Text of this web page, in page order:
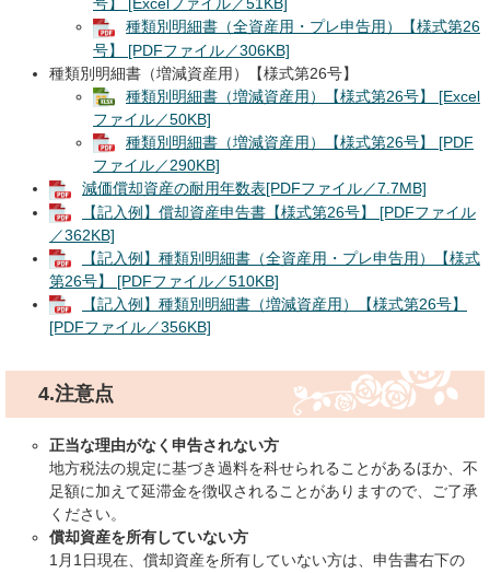
号】 [Excelファイル／51KB]
種類別明細書（全資産用・プレ申告用）【様式第26
号】 [PDFファイル／306KB]
種類別明細書（増減資産用）【様式第26号】
種類別明細書（増減資産用）【様式第26号】 [Excel
ファイル／50KB]
種類別明細書（増減資産用）【様式第26号】 [PDF
ファイル／290KB]
減価償却資産の耐用年数表[PDFファイル／7.7MB]
【記入例】償却資産申告書【様式第26号】 [PDFファイル
／362KB]
【記入例】種類別明細書（全資産用・プレ申告用）【様式
第26号】 [PDFファイル／510KB]
【記入例】種類別明細書（増減資産用）【様式第26号】
[PDFファイル／356KB]
4.注意点
正当な理由がなく申告されない方
​地方税法の規定に基づき過料を科せられることがあるほか、不
足額に加えて延滞金を徴収されることがありますので、ご了承
ください。
償却資産を所有していない方
​1月1日現在、償却資産を所有していない方は、申告書右下の